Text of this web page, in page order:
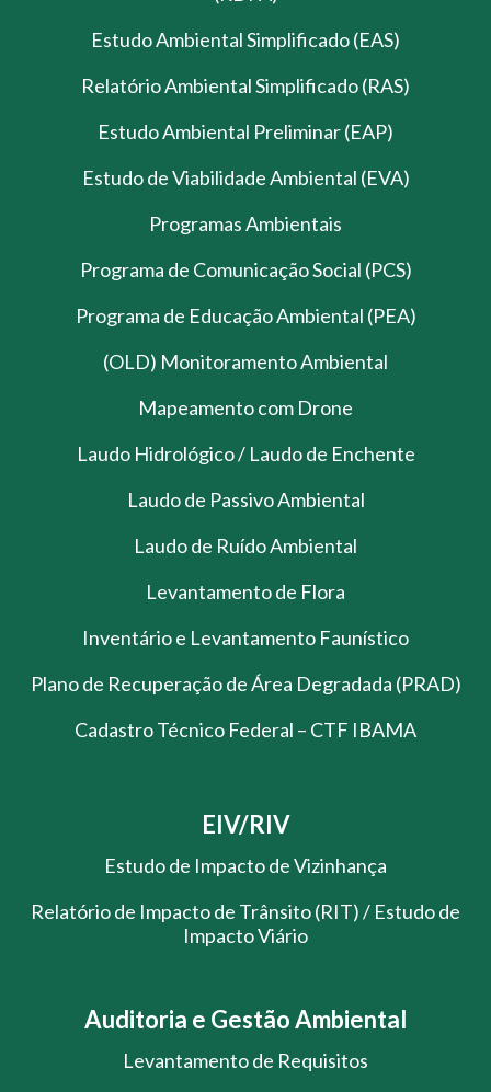
Estudo Ambiental Simplificado (EAS)
Relatório Ambiental Simplificado (RAS)
Estudo Ambiental Preliminar (EAP)
Estudo de Viabilidade Ambiental (EVA)
Programas Ambientais
Programa de Comunicação Social (PCS)
Programa de Educação Ambiental (PEA)
(OLD) Monitoramento Ambiental
Mapeamento com Drone
Laudo Hidrológico / Laudo de Enchente
Laudo de Passivo Ambiental
Laudo de Ruído Ambiental
Levantamento de Flora
Inventário e Levantamento Faunístico
Plano de Recuperação de Área Degradada (PRAD)
Cadastro Técnico Federal – CTF IBAMA
EIV/RIV
Estudo de Impacto de Vizinhança
Relatório de Impacto de Trânsito (RIT) / Estudo de
Impacto Viário
Auditoria e Gestão Ambiental
Levantamento de Requisitos